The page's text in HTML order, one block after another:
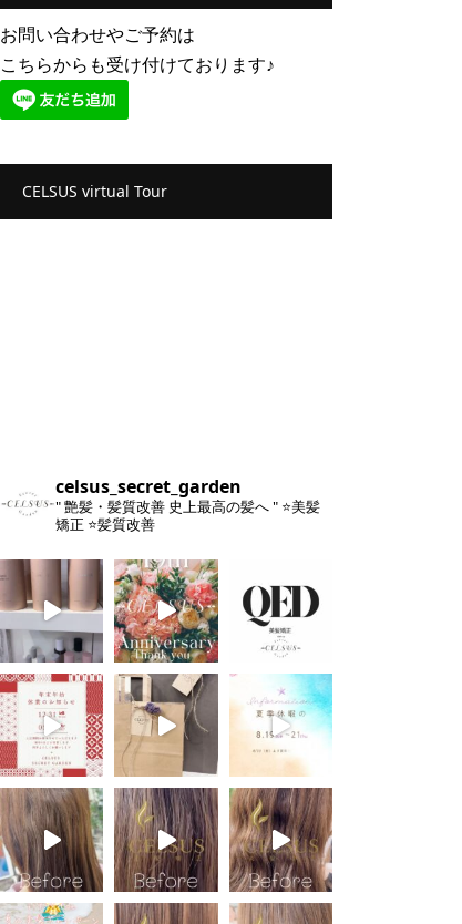
お問い合わせやご予約は
こちらからも受け付けております♪
CELSUS virtual Tour
celsus_secret_garden
" 艶髪・髪質改善 史上最高の髪へ " ⭐️美髪
矯正 ⭐️髪質改善